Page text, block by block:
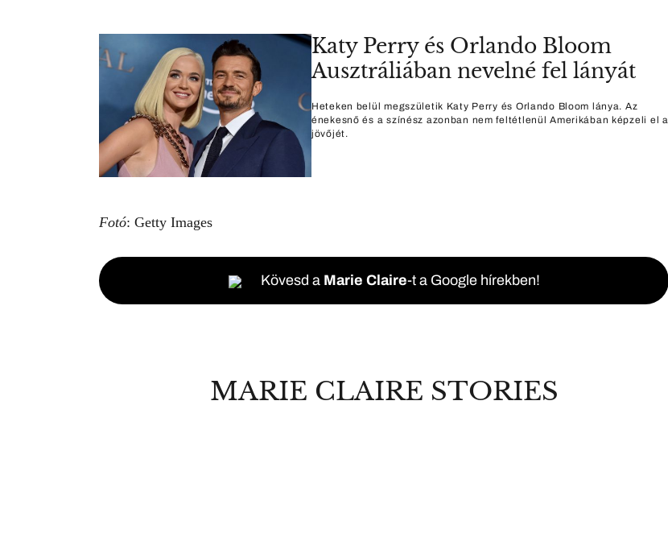
Katy Perry és Orlando Bloom
Ausztráliában nevelné fel lányát
Heteken belül megszületik Katy Perry és Orlando Bloom lánya. Az
énekesnő és a színész azonban nem feltétlenül Amerikában képzeli el a
jövőjét.
Fotó: Getty Images
Kövesd a Marie Claire-t a Google hírekben!
MARIE CLAIRE STORIES